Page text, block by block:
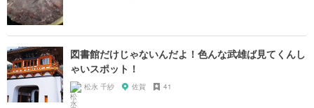
図書館だけじゃないんだよ！色んな武雄ば見てくんし
ゃいスポット！
松永 千紗 佐賀 41